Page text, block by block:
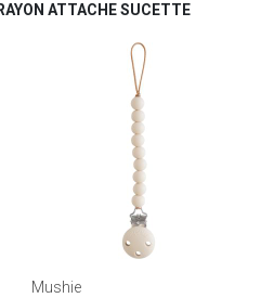
ATTACHE SUCETTE
Mushie